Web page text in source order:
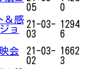
05
0
＆感
ョ
21-03-
03
1294
6
会
21-03-
02
1662
3